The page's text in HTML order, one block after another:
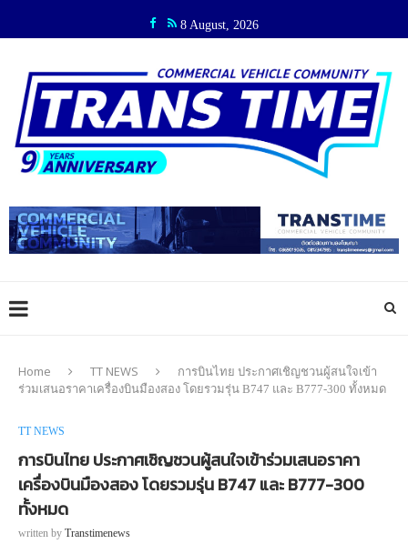
8 August, 2026
Home TT NEWS
การบินไทย ประกาศเชิญชวนผู้สนใจเข้า
ร่วมเสนอราคาเครื่องบินมืองสอง โดยรวมรุ่น B747 และ B777-300 ทั้งหมด
TT NEWS
การบินไทย ประกาศเชิญชวนผู้สนใจเข้าร่วมเสนอราคา
เครื่องบินมืองสอง โดยรวมรุ่น B747 และ B777-300
ทั้งหมด
written by Transtimenews